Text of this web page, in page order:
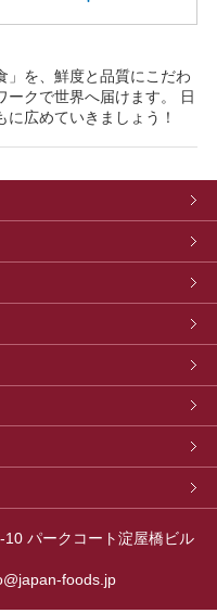
」を、鮮度と品質にこだわ
ークで世界へ届けます。 日
広めていきましょう！
パークコート淀屋橋ビル
foods.jp